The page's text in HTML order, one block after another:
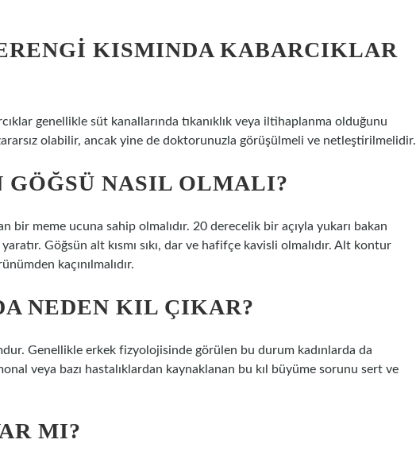
KISMINDA KABARCIKLAR
genellikle süt kanallarında tıkanıklık veya iltihaplanma olduğunu
olabilir, ancak yine de doktorunuzla görüşülmeli ve netleştirilmelidir.
GÖĞSÜ NASIL OLMALI?
bir meme ucuna sahip olmalıdır. 20 derecelik bir açıyla yukarı bakan
Göğsün alt kısmı sıkı, dar ve hafifçe kavisli olmalıdır. Alt kontur
kaçınılmalıdır.
NEDEN KIL ÇIKAR?
Genellikle erkek fizyolojisinde görülen bu durum kadınlarda da
veya bazı hastalıklardan kaynaklanan bu kıl büyüme sorunu sert ve
MI?